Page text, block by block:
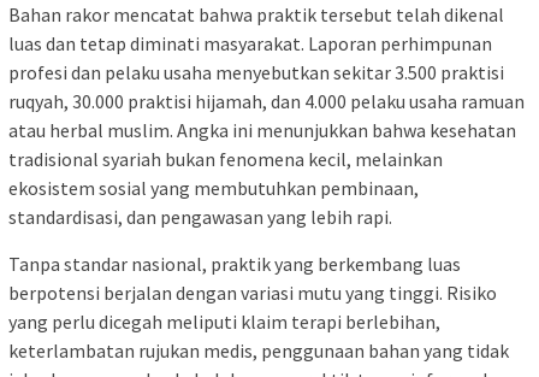
Bahan rakor mencatat bahwa praktik tersebut telah dikenal
luas dan tetap diminati masyarakat. Laporan perhimpunan
profesi dan pelaku usaha menyebutkan sekitar 3.500 praktisi
ruqyah, 30.000 praktisi hijamah, dan 4.000 pelaku usaha ramuan
atau herbal muslim. Angka ini menunjukkan bahwa kesehatan
tradisional syariah bukan fenomena kecil, melainkan
ekosistem sosial yang membutuhkan pembinaan,
standardisasi, dan pengawasan yang lebih rapi.
Tanpa standar nasional, praktik yang berkembang luas
berpotensi berjalan dengan variasi mutu yang tinggi. Risiko
yang perlu dicegah meliputi klaim terapi berlebihan,
keterlambatan rujukan medis, penggunaan bahan yang tidak